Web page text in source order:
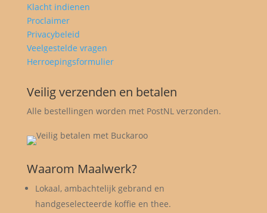
Klacht indienen
Proclaimer
Privacybeleid
Veelgestelde vragen
Herroepingsformulier
Veilig verzenden en betalen
Alle bestellingen worden met PostNL verzonden.
Waarom Maalwerk?
Lokaal, ambachtelijk gebrand en
handgeselecteerde koffie en thee.